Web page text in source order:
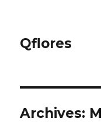
Qflores
Archives: